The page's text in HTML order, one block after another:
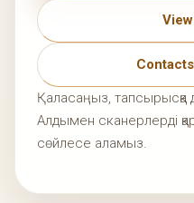
Қаласаңыз, тапсырысқа
Алдымен сканерлерді
сөйлесе аламыз.